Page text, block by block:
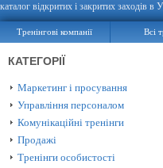
каталог відкритих і закритих заходів в
Тренінгові компанії Всі
КАТЕГОРІЇ
Маркетинг і просування
Управління персоналом
Комунікаційні тренінги
Продажі
Тренінги особистості